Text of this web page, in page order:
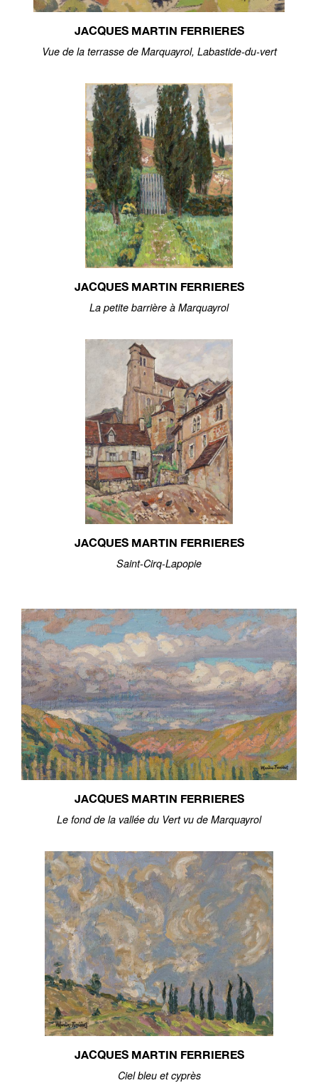
JACQUES MARTIN FERRIERES
Vue de la terrasse de Marquayrol, Labastide-du-vert
JACQUES MARTIN FERRIERES
La petite barrière à Marquayrol
JACQUES MARTIN FERRIERES
Saint-Cirq-Lapopie
JACQUES MARTIN FERRIERES
Le fond de la vallée du Vert vu de Marquayrol
JACQUES MARTIN FERRIERES
Ciel bleu et cyprès